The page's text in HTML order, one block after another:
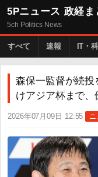
5Pニュース 政経ま
5ch Politics News
すべて 速報 IT・
森保一監督が続
けアジア杯まで、
2026年07月09日 12:55 ニ